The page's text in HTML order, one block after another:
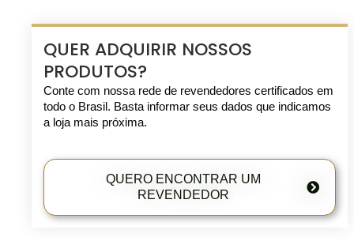
QUER ADQUIRIR NOSSOS
PRODUTOS?
Conte com nossa rede de revendedores certificados em
todo o Brasil. Basta informar seus dados que indicamos
a loja mais próxima.
QUERO ENCONTRAR UM
REVENDEDOR